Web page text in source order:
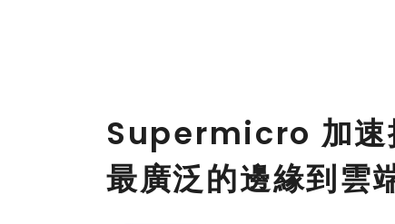
Supermicro 加速
最廣泛的邊緣到雲